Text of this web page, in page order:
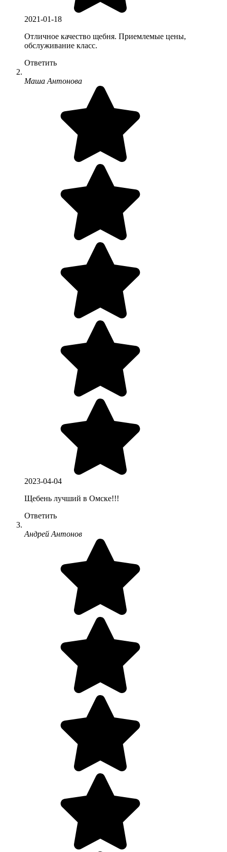
2021-01-18
Отличное качество щебня. Приемлемые цены,
обслуживание класс.
Ответить
Маша Антонова
2023-04-04
Щебень лучший в Омске!!!
Ответить
Андрей Антонов